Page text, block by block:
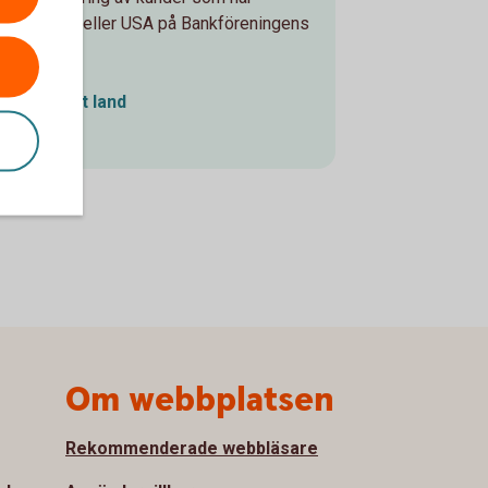
Sverige eller USA på Bankföreningens
i annat land
Om webbplatsen
Rekommenderade webbläsare